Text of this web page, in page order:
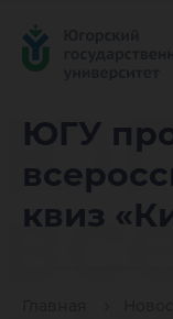
ЮГУ
квиз